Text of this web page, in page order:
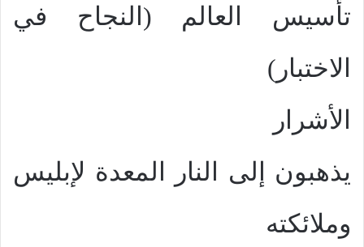
تأسيس العالم (النجاح في
الاختبار)
الأشرار
يذهبون إلى النار المعدة لإبليس
وملائكته